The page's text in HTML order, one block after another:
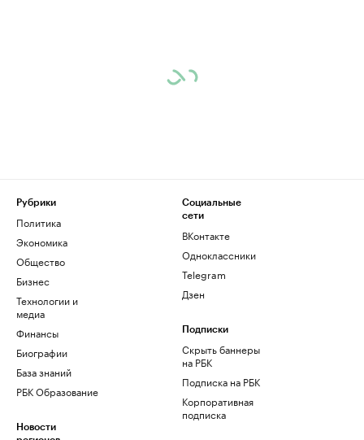
Рубрики
Политика
Экономика
Общество
Бизнес
Технологии и
медиа
Финансы
Биографии
База знаний
РБК Образование
Новости
Социальные
сети
ВКонтакте
Одноклассники
Telegram
Дзен
Подписки
Скрыть баннеры
на РБК
Подписка на РБК
Корпоративная
подписка